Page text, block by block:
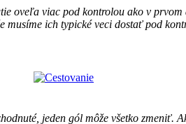
oveľa viac pod kontrolou ako v
musíme ich typické veci dostať pod
jeden gól môže všetko zmeniť.